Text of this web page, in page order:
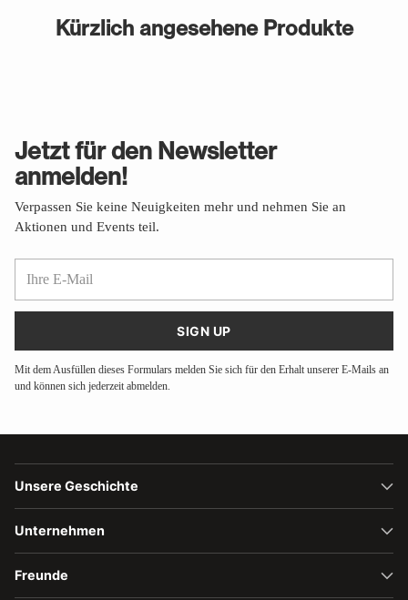
Kürzlich angesehene Produkte
Jetzt für den Newsletter
anmelden!
Verpassen Sie keine Neuigkeiten mehr und nehmen Sie an
Aktionen und Events teil.
SIGN UP
Mit dem Ausfüllen dieses Formulars melden Sie sich für den Erhalt unserer E-Mails an
und können sich jederzeit abmelden.
Unsere Geschichte
Unternehmen
Freunde